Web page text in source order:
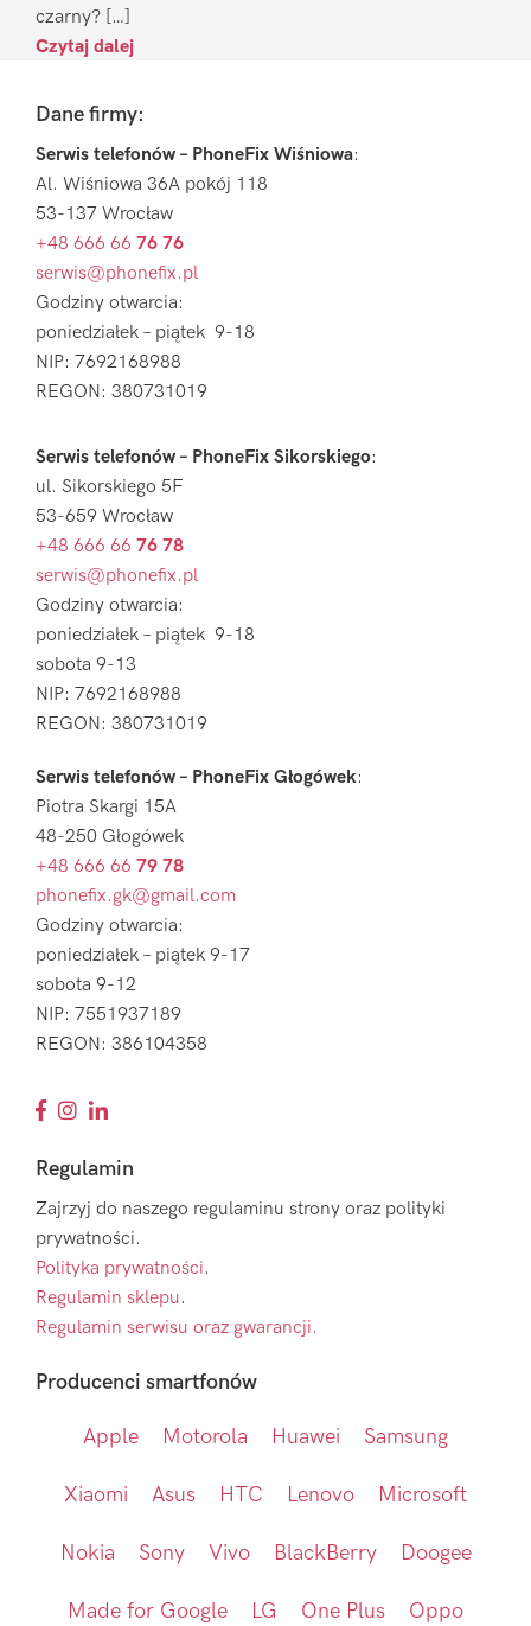
czarny? […]
Czytaj dalej
FooterDane firmy:
Serwis telefonów – PhoneFix Wiśniowa:
Al. Wiśniowa 36A pokój 118
53-137 Wrocław
+48 666 66 76 76
serwis@phonefix.pl
Godziny otwarcia:
poniedziałek – piątek 9-18
NIP: 7692168988
REGON: 380731019
Serwis telefonów – PhoneFix Sikorskiego:
ul. Sikorskiego 5F
53-659 Wrocław
+48 666 66 76 78
serwis@phonefix.pl
Godziny otwarcia:
poniedziałek – piątek 9-18
sobota 9-13
NIP: 7692168988
REGON: 380731019
Serwis telefonów – PhoneFix Głogówek:
Piotra Skargi 15A
48-250 Głogówek
+48 666 66 79 78
phonefix.gk@gmail.com
Godziny otwarcia:
poniedziałek – piątek 9-17
sobota 9-12
NIP: 7551937189
REGON: 386104358
Regulamin
Zajrzyj do naszego regulaminu strony oraz polityki
prywatności.
Polityka prywatności.
Regulamin sklepu.
Regulamin serwisu oraz gwarancji.
Producenci smartfonów
Apple Motorola Huawei Samsung
Xiaomi Asus HTC Lenovo Microsoft
Nokia Sony Vivo BlackBerry Doogee
Made for Google LG One Plus Oppo